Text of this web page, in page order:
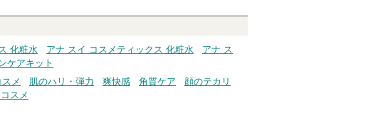
化粧水 アナ スイ コスメティックス 化粧水
アナ ス
ケアキット
メ 肌のハリ・弾力 爽快感 角質ケア
顔のテカリ
スメ